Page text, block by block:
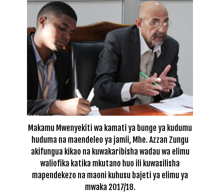
Makamu Mwenyekiti wa kamati ya bunge ya kudumu
huduma na maendeleo ya jamii, Mhe. Azzan Zungu
akifungua kikao na kuwakaribisha wadau wa elimu
waliofika katika mkutano huo ili kuwasilisha
mapendekezo na maoni kuhusu bajeti ya elimu ya
mwaka 2017/18.